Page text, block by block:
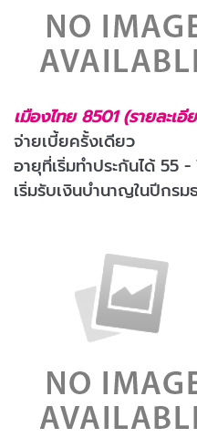
เมืองไทย 8501 (รายละเ
จ่ายเบี้ยครั้งเดียว
อายุที่เริ่มทำประกันได้ 55
เริ่มรับเงินบำนาญในปีกร